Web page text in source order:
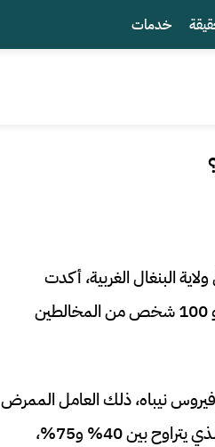
خدمات
البنغال الغربية، أكدت
التحاليل المخبرية اثنتين منها، مما دفع السلطات المحلية إلى تتبع وتطويق نحو 100 شخص من المخالطين
نيباه، ذلك العامل الممرض
الذي يُصنف ضمن أخطر الفيروسات المعروفة بسبب معدل الوفيات المرتفع الذي يتراوح بين 40% و75%،